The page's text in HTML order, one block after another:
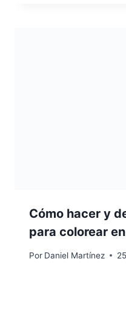
Cómo hacer y
para colorear
Por Daniel Martínez